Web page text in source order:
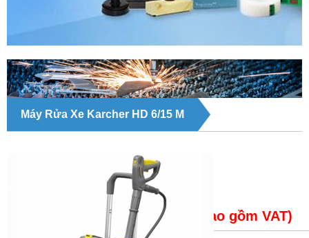
Máy Rửa Xe Karcher HD 6/15 M
30,900,000 ( Đã bao gồm VAT)